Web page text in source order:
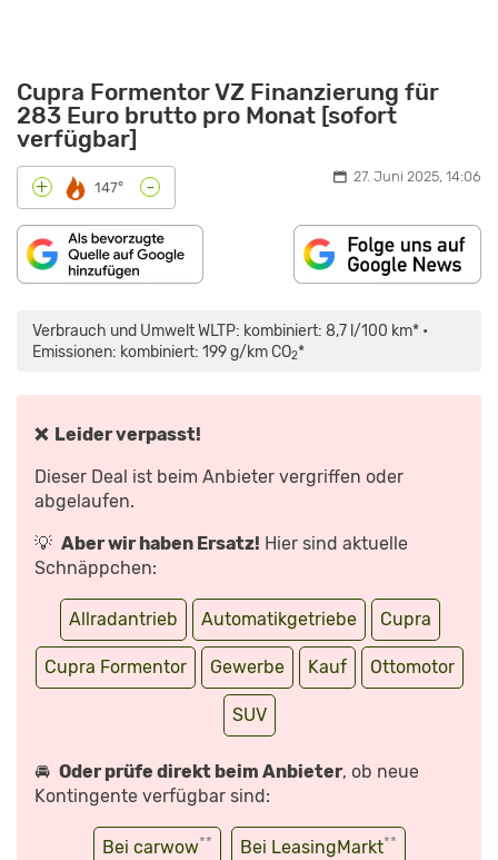
Cupra Formentor VZ Finanzierung für
283 Euro brutto pro Monat [sofort
verfügbar]
+ 147° - 27. Juni 2025, 14:06
Verbrauch und Umwelt WLTP: kombiniert: 8,7 l/100 km* •
Emissionen: kombiniert: 199 g/km CO2*
❌ Leider verpasst!
Dieser Deal ist beim Anbieter vergriffen oder
abgelaufen.
💡 Aber wir haben Ersatz! Hier sind aktuelle
Schnäppchen:
Allradantrieb Automatikgetriebe Cupra
Cupra Formentor Gewerbe Kauf Ottomotor
SUV
🚘 Oder prüfe direkt beim Anbieter, ob neue
Kontingente verfügbar sind:
Bei carwow** Bei LeasingMarkt**
FACELIFT:
VORSTELLUNG
MIT
SEBASTIAN